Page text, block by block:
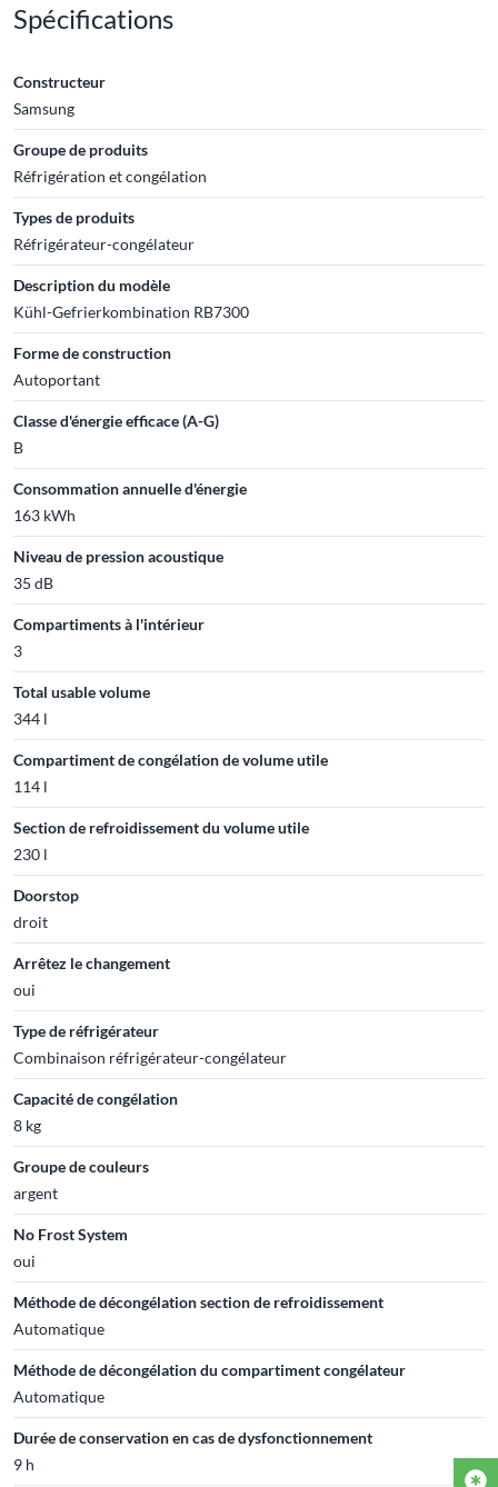
Spécifications
Constructeur
Samsung
Groupe de produits
Réfrigération et congélation
Types de produits
Réfrigérateur-congélateur
Description du modèle
Kühl-Gefrierkombination RB7300
Forme de construction
Autoportant
Classe d'énergie efficace (A-G)
B
Consommation annuelle d'énergie
163 kWh
Niveau de pression acoustique
35 dB
Compartiments à l'intérieur
3
Total usable volume
344 l
Compartiment de congélation de volume utile
114 l
Section de refroidissement du volume utile
230 l
Doorstop
droit
Arrêtez le changement
oui
Type de réfrigérateur
Combinaison réfrigérateur-congélateur
Capacité de congélation
8 kg
Groupe de couleurs
argent
No Frost System
oui
Méthode de décongélation section de refroidissement
Automatique
Méthode de décongélation du compartiment congélateur
Automatique
Durée de conservation en cas de dysfonctionnement
9 h